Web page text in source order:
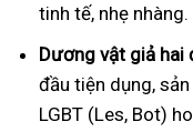
tinh tế, nhẹ nhàng.
Dương vật giả hai
đầu tiện dụng,
LGBT (Les, Bot)